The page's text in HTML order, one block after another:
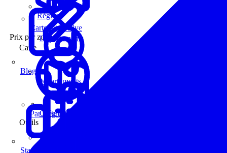
Carte interactive
Prix par zone
Par Région
Départements
Carte
Carte interactive
Outils
Régions
Départements
Blog
Statistiques